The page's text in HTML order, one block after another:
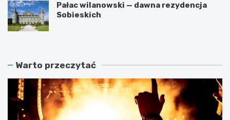
Pałac wilanowski — dawna rezydencja
Sobieskich
Warto przeczytać